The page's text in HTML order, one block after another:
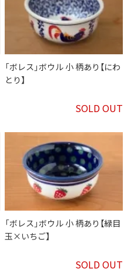
「ボレス」ボウル 小 柄あり【にわ
とり】
SOLD OUT
「ボレス」ボウル 小 柄あり【緑目
玉×いちご】
SOLD OUT